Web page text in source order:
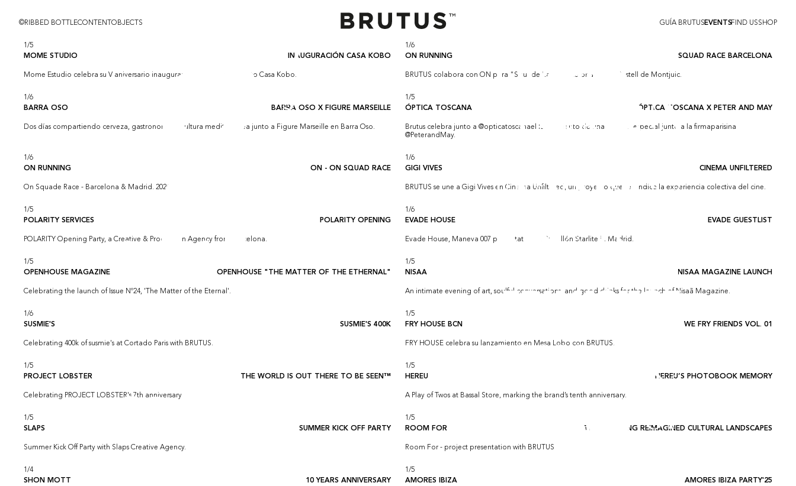
©RIBBED BOTTLECONTENT OBJECTS GUÍA BRUTUS FIND USSHOP
1 /5
MOME STUDIO
INAUGURACIÓN CASA KOBO
Mome Estudio celebra su V aniversario inaugurando su nuevo proyecto Casa Kobo.
1 /6
ON RUNNING
SQUAD RACE BARCELONA
BRUTUS colabora con ON para "Squade Race Barcelona" en el Castell de Montjuic.
1 /6
BARRA OSO
BARRA OSO X FIGURE MARSEILLE
Dos días compartiendo cerveza, gastronomía y cultura mediterránea junto a Figure Marseille en Barra Oso.
1 /5
ÓPTICA TOSCANA
ÓPTICA TOSCANA X PETER AND MAY
Brutus celebra junto a @opticatoscanael lanzamiento de una edición especial junto a la firmaparisina
@PeterandMay.
1 /6
ON RUNNING
ON - ON SQUAD RACE
On Squade Race - Barcelona & Madrid. 2026.
1 /6
GIGI VIVES
CINEMA UNFILTERED
BRUTUS se une a Gigi Vives en Cinema Unfiltered, un proyecto que reivindica la experiencia colectiva del cine.
1 /5
POLARITY SERVICES
POLARITY OPENING
POLARITY Opening Party, a Creative & Production Agency from Barcelona.
1 /6
EVADE HOUSE
EVADE GUESTLIST
Evade House, Maneva 007 presentation at Pabellón Starlite in Madrid.
1 /5
OPENHOUSE MAGAZINE
OPENHOUSE "THE MATTER OF THE ETHERNAL"
Celebrating the launch of Issue Nº24, 'The Matter of the Eternal'.
1 /5
NISAA
NISAA MAGAZINE LAUNCH
An intimate evening of art, soulful conversations, and good drinks for the launch of Nisaã Magazine.
1 /6
SUSMIE'S
SUSMIE'S 400K
Celebrating 400k of susmie's at Cortado Paris with BRUTUS.
1 /5
FRY HOUSE BCN
WE FRY FRIENDS VOL. 01
FRY HOUSE celebra su lanzamiento en Mesa Lobo con BRUTUS.
1 /5
PROJECT LOBSTER
THE WORLD IS OUT THERE TO BE SEEN™
Celebrating PROJECT LOBSTER's 7th anniversary
1 /5
HEREU
HEREU’S PHOTOBOOK MEMORY
A Play of Twos at Bassal Store, marking the brand’s tenth anniversary.
1 /5
SLAPS
SUMMER KICK OFF PARTY
Summer Kick Off Party with Slaps Creative Agency.
1 /5
ROOM FOR
GROWING BY GROWING REIMAGINED CULTURAL LANDSCAPES
Room For - project presentation with BRUTUS
1 /4
SHON MOTT
10 YEARS ANNIVERSARY
1 /5
AMORES IBIZA
AMORES IBIZA PARTY'25